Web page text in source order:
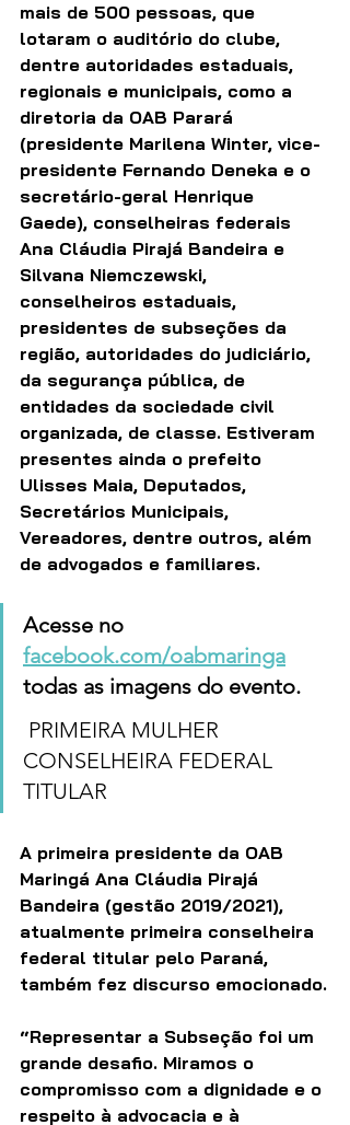
mais de 500 pessoas, que
lotaram o auditório do clube,
dentre autoridades estaduais,
regionais e municipais, como a
diretoria da OAB Parará
(presidente Marilena Winter, vice-
presidente Fernando Deneka e o
secretário-geral Henrique
Gaede), conselheiras federais
Ana Cláudia Pirajá Bandeira e
Silvana Niemczewski,
conselheiros estaduais,
presidentes de subseções da
região, autoridades do judiciário,
da segurança pública, de
entidades da sociedade civil
organizada, de classe. Estiveram
presentes ainda o prefeito
Ulisses Maia, Deputados,
Secretários Municipais,
Vereadores, dentre outros, além
de advogados e familiares.
Acesse no
facebook.com/oabmaringa
todas as imagens do evento.
CONSELHEIRA FEDERAL
TITULAR
A primeira presidente da OAB
Maringá Ana Cláudia Pirajá
Bandeira (gestão 2019/2021),
atualmente primeira conselheira
federal titular pelo Paraná,
também fez discurso emocionado.
“Representar a Subseção foi um
grande desafio. Miramos o
compromisso com a dignidade e o
respeito à advocacia e à